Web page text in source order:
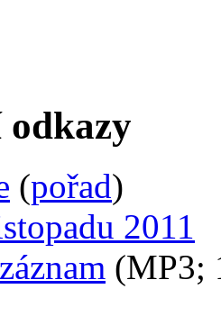
odkazy
(pořad)
2011
(MP3;